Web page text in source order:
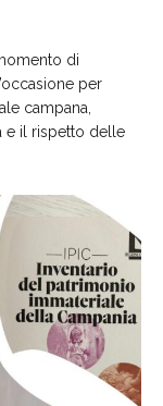
di
per
campana,
e il rispetto delle